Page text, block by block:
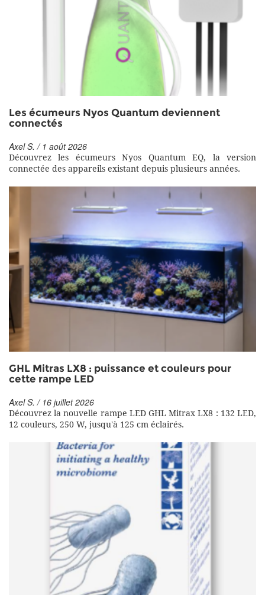
Les écumeurs Nyos Quantum deviennent
connectés
Axel S. / 1 août 2026
Découvrez les écumeurs Nyos Quantum EQ, la version
connectée des appareils existant depuis plusieurs années.
GHL Mitras LX8 : puissance et couleurs pour
cette rampe LED
Axel S. / 16 juillet 2026
Découvrez la nouvelle rampe LED GHL Mitrax LX8 : 132 LED,
12 couleurs, 250 W, jusqu'à 125 cm éclairés.